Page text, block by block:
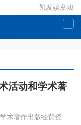
凯发娱发k8
活动和学术著
术著作出版经费资